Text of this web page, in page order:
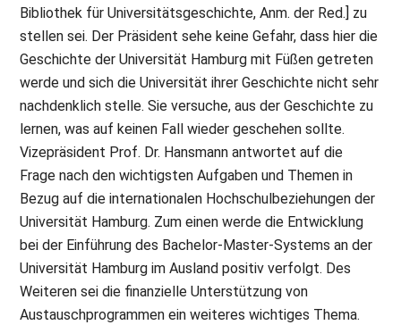
Bibliothek für Universitätsgeschichte, Anm. der Red.] zu
stellen sei. Der Präsident sehe keine Gefahr, dass hier die
Geschichte der Universität Hamburg mit Füßen getreten
werde und sich die Universität ihrer Geschichte nicht sehr
nachdenklich stelle. Sie versuche, aus der Geschichte zu
lernen, was auf keinen Fall wieder geschehen sollte.
Vizepräsident Prof. Dr. Hansmann antwortet auf die
Frage nach den wichtigsten Aufgaben und Themen in
Bezug auf die internationalen Hochschulbeziehungen der
Universität Hamburg. Zum einen werde die Entwicklung
bei der Einführung des Bachelor-Master-Systems an der
Universität Hamburg im Ausland positiv verfolgt. Des
Weiteren sei die finanzielle Unterstützung von
Austauschprogrammen ein weiteres wichtiges Thema.